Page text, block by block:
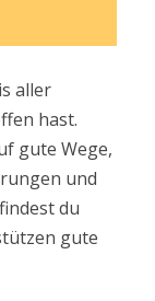
aller
hast.
gute Wege,
und
du
gute